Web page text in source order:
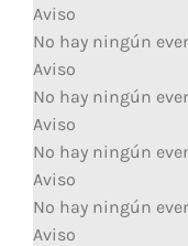
Aviso
No hay ningún
Aviso
No hay ningún
Aviso
No hay ningún
Aviso
No hay ningún
Aviso